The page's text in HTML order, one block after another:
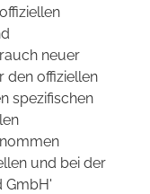
neuer
den offiziellen
spezifischen
und bei der
GmbH'